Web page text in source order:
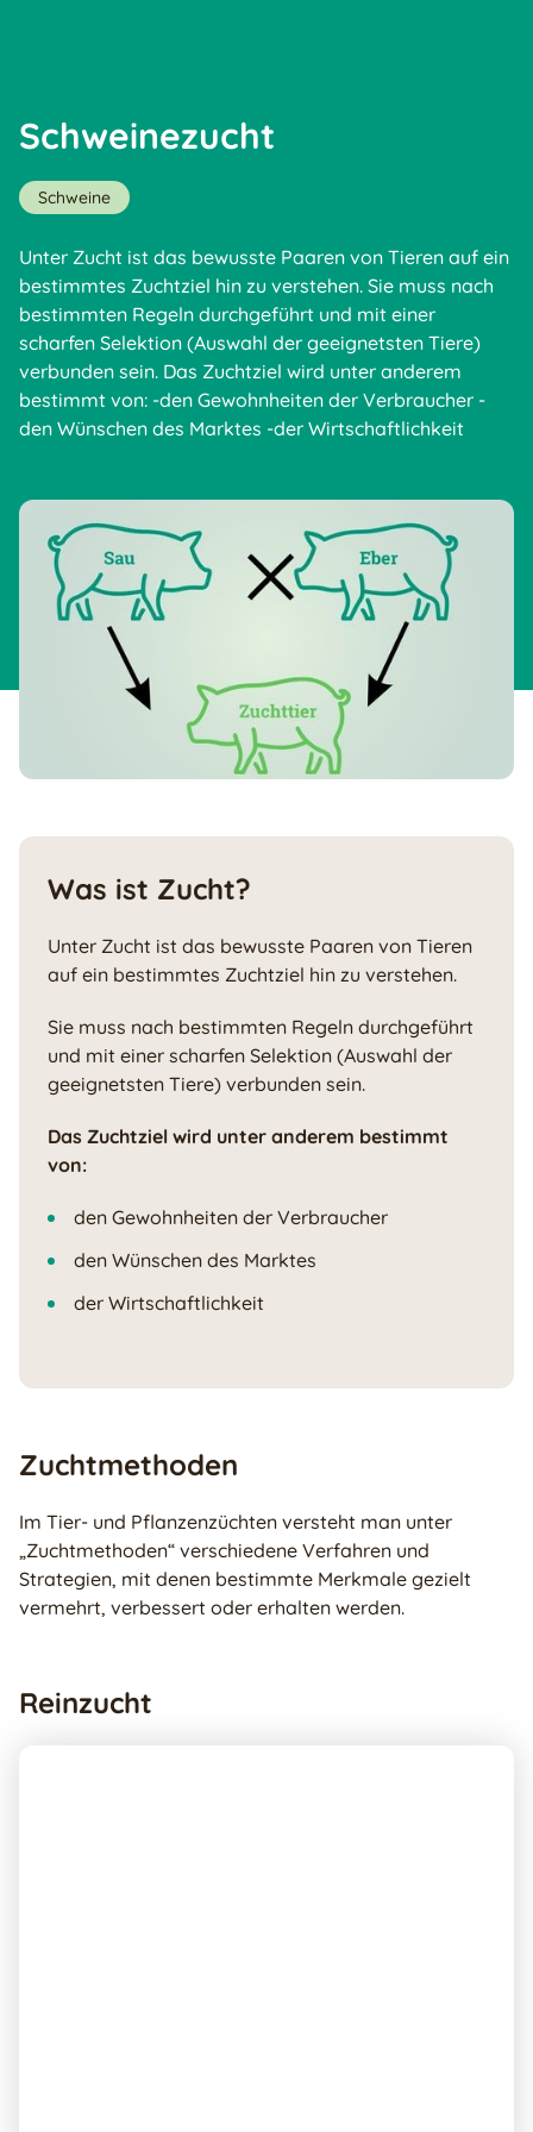
Schweinezucht
Schweine
Unter Zucht ist das bewusste Paaren von Tieren auf ein
bestimmtes Zuchtziel hin zu verstehen. Sie muss nach
bestimmten Regeln durchgeführt und mit einer
scharfen Selektion (Auswahl der geeignetsten Tiere)
verbunden sein. Das Zuchtziel wird unter anderem
bestimmt von: -den Gewohnheiten der Verbraucher -
den Wünschen des Marktes -der Wirtschaftlichkeit
Was ist Zucht?
Unter Zucht ist das bewusste Paaren von Tieren
auf ein bestimmtes Zuchtziel hin zu verstehen.
Sie muss nach bestimmten Regeln durchgeführt
und mit einer scharfen Selektion (Auswahl der
geeignetsten Tiere) verbunden sein.
Das Zuchtziel wird unter anderem bestimmt
von:
den Gewohnheiten der Verbraucher
den Wünschen des Marktes
der Wirtschaftlichkeit
Zuchtmethoden
Im Tier- und Pflanzenzüchten versteht man unter
„Zuchtmethoden“ verschiedene Verfahren und
Strategien, mit denen bestimmte Merkmale gezielt
vermehrt, verbessert oder erhalten werden.
Reinzucht